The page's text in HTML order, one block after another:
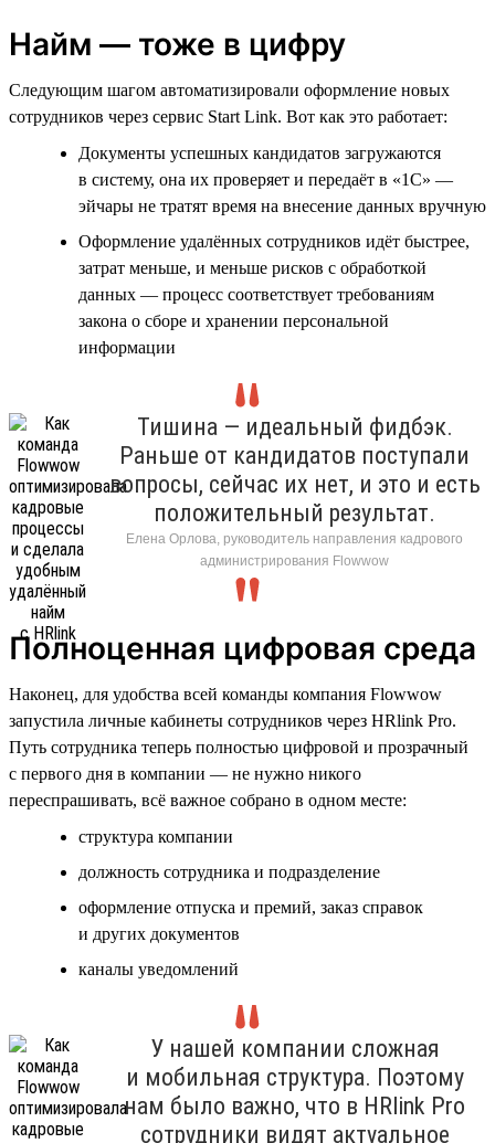
Найм — тоже в цифру
Следующим шагом автоматизировали оформление новых
сотрудников через сервис Start Link. Вот как это работает:
Документы успешных кандидатов загружаются
в систему, она их проверяет и передаёт в «1С» —
эйчары не тратят время на внесение данных вручную
Оформление удалённых сотрудников идёт быстрее,
затрат меньше, и меньше рисков с обработкой
данных — процесс соответствует требованиям
закона о сборе и хранении персональной
информации
Тишина — идеальный фидбэк.
Раньше от кандидатов поступали
вопросы, сейчас их нет, и это и есть
положительный результат.
Елена Орлова, руководитель направления кадрового
администрирования Flowwow
Полноценная цифровая среда
Наконец, для удобства всей команды компания Flowwow
запустила личные кабинеты сотрудников через HRlink Pro.
Путь сотрудника теперь полностью цифровой и прозрачный
с первого дня в компании — не нужно никого
переспрашивать, всё важное собрано в одном месте:
структура компании
должность сотрудника и подразделение
оформление отпуска и премий, заказ справок
и других документов
каналы уведомлений
У нашей компании сложная
и мобильная структура. Поэтому
нам было важно, что в HRlink Pro
сотрудники видят актуальное